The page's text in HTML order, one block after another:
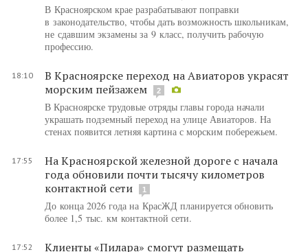
В Красноярском крае разрабатывают поправки
в законодательство, чтобы дать возможность школьникам,
не сдавшим экзамены за 9 класс, получить рабочую
профессию.
18:10
В Красноярске переход на Авиаторов украсят
морским пейзажем
2
В Красноярске трудовые отряды главы города начали
украшать подземный переход на улице Авиаторов. На
стенах появится летняя картина с морским побережьем.
17:55
На Красноярской железной дороге с начала
года обновили почти тысячу километров
контактной сети
1
До конца 2026 года на КрасЖД планируется обновить
более 1,5 тыс. км контактной сети.
17:52
Клиенты «Пилара» смогут размещать